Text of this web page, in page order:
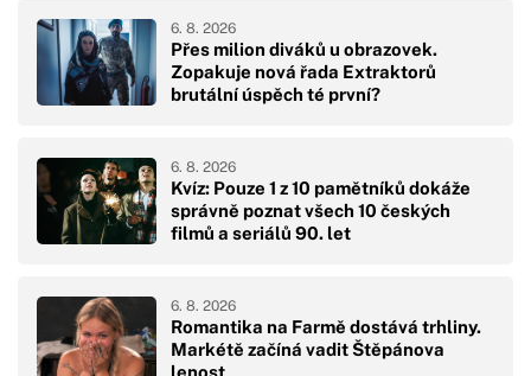
Přes milion diváků u obrazovek.
Zopakuje nová řada Extraktorů
brutální úspěch té první?
6. 8. 2026
Kvíz: Pouze 1 z 10 pamětníků dokáže
správně poznat všech 10 českých
filmů a seriálů 90. let
6. 8. 2026
Romantika na Farmě dostává trhliny.
Markétě začíná vadit Štěpánova
6. 8. 2026